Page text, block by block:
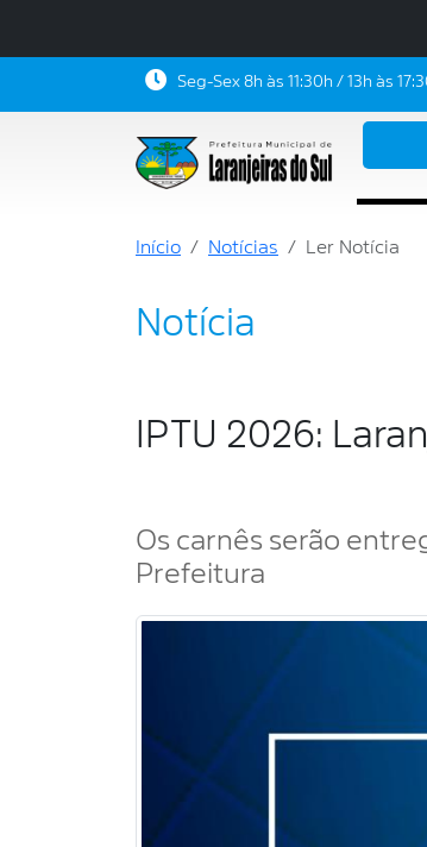
Seg-Sex 8h às 11:30h / 13h às
Início Notícias Ler Notícia
Notícia
IPTU 2026:
Os carnês serão
Prefeitura